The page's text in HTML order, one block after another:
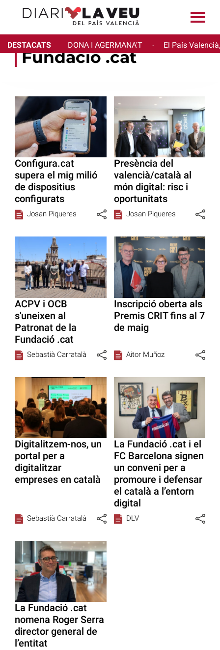
DESTACATS DONA I AGERMANA'T · El País
Fundació .cat
Configura.cat
supera el mig milió
de dispositius
configurats
Josan Piqueres
Presència del
valencià/català al
món digital: risc i
oportunitats
Josan Piqueres
ACPV i OCB
s'uneixen al
Patronat de la
Fundació .cat
Sebastià Carratalà
Inscripció oberta als
Premis CRIT fins al 7
de maig
Aitor Muñoz
Digitalitzem-nos, un
portal per a
digitalitzar
empreses en català
Sebastià Carratalà
La Fundació .cat i el
FC Barcelona signen
un conveni per a
promoure i defensar
el català a l’entorn
digital
DLV
La Fundació .cat
nomena Roger Serra
director general de
l’entitat